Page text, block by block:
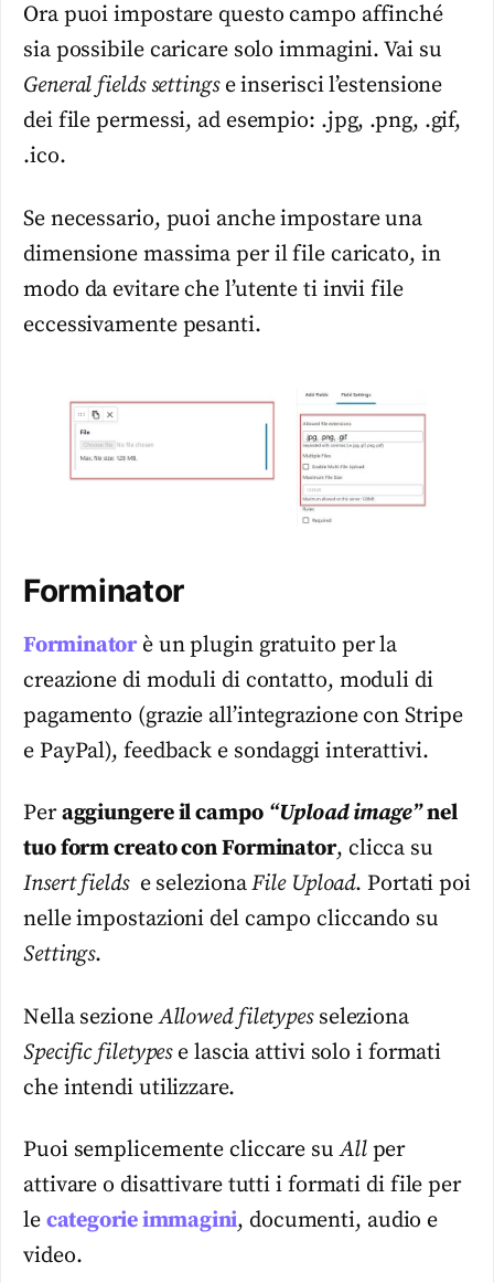
Ora puoi impostare questo campo affinché
sia possibile caricare solo immagini. Vai su
General fields settings e inserisci l’estensione
dei file permessi, ad esempio: .jpg, .png, .gif,
.ico.
Se necessario, puoi anche impostare una
dimensione massima per il file caricato, in
modo da evitare che l’utente ti invii file
eccessivamente pesanti.
Forminator
Forminatorè un plugin gratuito per la
creazione di moduli di contatto, moduli di
pagamento (grazie all’integrazione con Stripe
e PayPal), feedback e sondaggi interattivi.
Peraggiungere il campo “Upload image”nel
tuo form creato con Forminator, clicca su
Insert fields e selezionaFile Upload. Portati poi
nelle impostazioni del campo cliccando su
Settings.
Nella sezioneAllowed filetypes seleziona
Specific filetypes e lascia attivi solo i formati
che intendi utilizzare.
Puoi semplicemente cliccare suAll per
attivare o disattivare tutti i formati di file per
le categorie immagini, documenti, audio e
video.